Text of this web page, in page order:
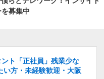
募集中
ト「正社員」残業少な
方・未経験歓迎・大阪